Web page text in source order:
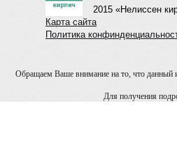
2015 «Нелиссен
Карта сайта
Политика
Обращаем Ваше внимание на то, что данный
Для получения